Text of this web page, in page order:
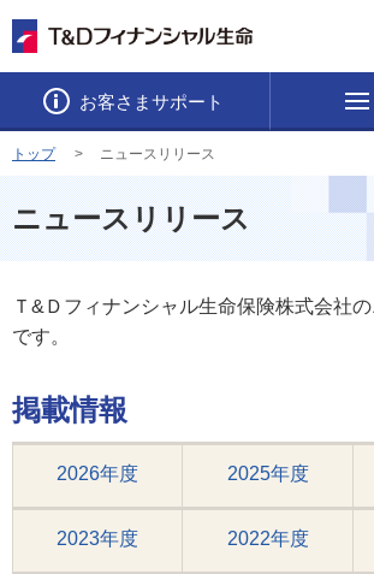
お客さまサポート
トップ ニュースリリース
ニュースリリース
Ｔ&Ｄフィナンシャル生命保険株式会社
です。
掲載情報
2026年度 2025年度
2023年度 2022年度